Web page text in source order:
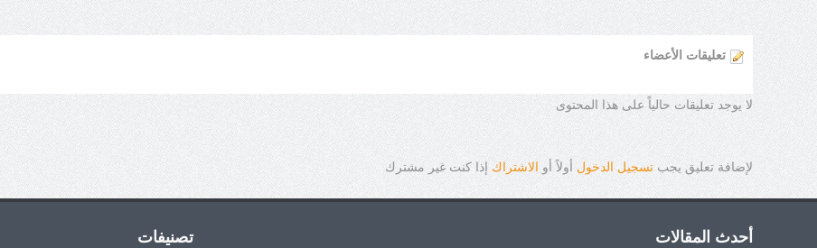
تعليقات الأعضاء
لا يوجد تعليقات حالياً على هذا المحتوى
لإضافة تعليق يجبتسجيل الدخول أولاً أو الاشتراك إذا كنت غير مشترك
أحدث المقالات تصنيفات